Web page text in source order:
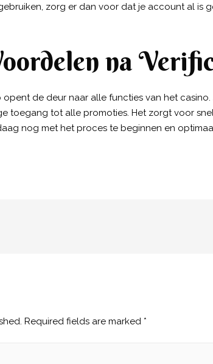
zorg er dan voor dat je account al is
na
de deur naar alle functies van het
toegang tot alle promoties. Het zorgt voor
nog met het proces te beginnen en
Required fields are marked *